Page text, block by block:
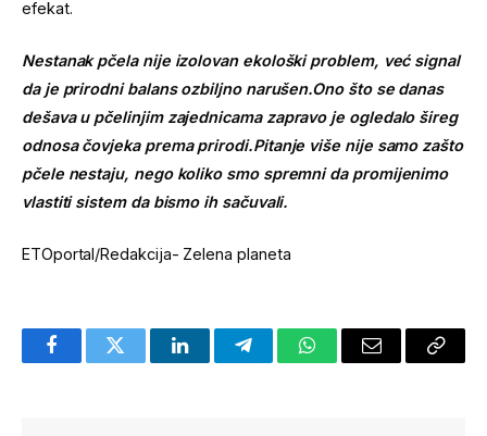
efekat.
Nestanak pčela nije izolovan ekološki problem, već signal
da je prirodni balans ozbiljno narušen.Ono što se danas
dešava u pčelinjim zajednicama zapravo je ogledalo šireg
odnosa čovjeka prema prirodi.Pitanje više nije samo zašto
pčele nestaju, nego koliko smo spremni da promijenimo
vlastiti sistem da bismo ih sačuvali.
ETOportal/Redakcija- Zelena planeta
FacebookTwitter LinkedInTelegramWhatsAppEmail
Copy